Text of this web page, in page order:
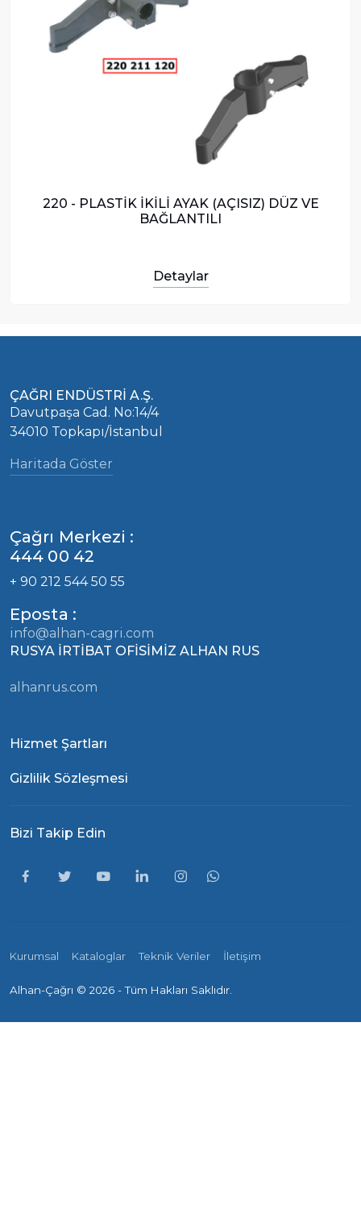
220 - PLASTİK İKİLİ AYAK (AÇISIZ) DÜZ VE
BAĞLANTILI
Detaylar
ÇAĞRI ENDÜSTRİ A.Ş.
Davutpaşa Cad. No:14/4
34010 Topkapı/İstanbul
Haritada Göster
Çağrı Merkezi :
444 00 42
+ 90 212 544 50 55
Eposta :
info@alhan-cagri.com
RUSYA İRTİBAT OFİSİMİZ ALHAN RUS
alhanrus.com
Hizmet Şartları
Gizlilik Sözleşmesi
Bizi Takip Edin
Kurumsal Kataloglar Teknik Veriler İletişim
Alhan-Çağrı © 2026 - Tüm Hakları Saklıdır.